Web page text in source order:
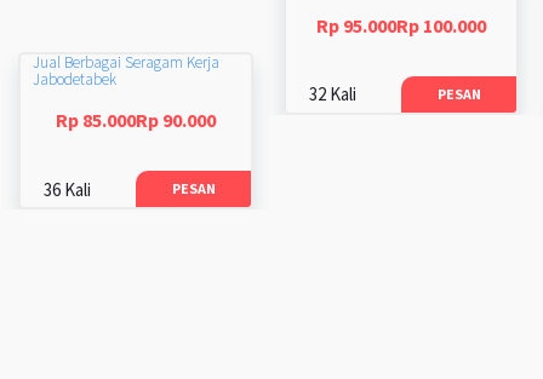
Rp 95.000Rp 100.000
32 Kali PESAN
Jual Berbagai Seragam Kerja
Jabodetabek
Rp 85.000Rp 90.000
36 Kali PESAN